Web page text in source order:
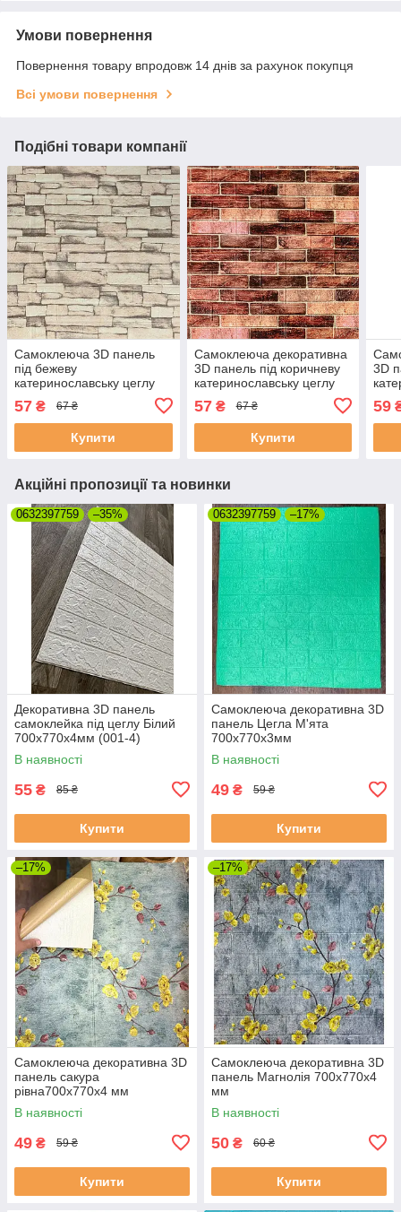
Умови повернення
Повернення товару впродовж 14 днів за рахунок покупця
Всі умови повернення
Подібні товари компанії
Самоклеюча 3D панель
під бежеву
катеринославську цеглу
57 ₴ 67 ₴
Купити
Самоклеюча декоративна
3D панель під коричневу
катеринославську цеглу
57₴ 67 ₴
Купити
3D
59
Акційні пропозиції та новинки
0632397759 –35%
Декоративна 3D панель
самоклейка під цеглу Білий
700х770х4мм (001-4)
В наявності
55 ₴ 85 ₴
Купити
0632397759 –17%
Самоклеюча декоративна 3D
панель Цегла М'ята
700х770х3мм
В наявності
49 ₴ 59 ₴
Купити
–17%
Самоклеюча декоративна 3D
панель сакура
рівна700x770x4 мм
В наявності
49 ₴ 59 ₴
Купити
–17%
Самоклеюча декоративна 3D
панель Магнолія 700x770x4
мм
В наявності
50 ₴ 60 ₴
Купити